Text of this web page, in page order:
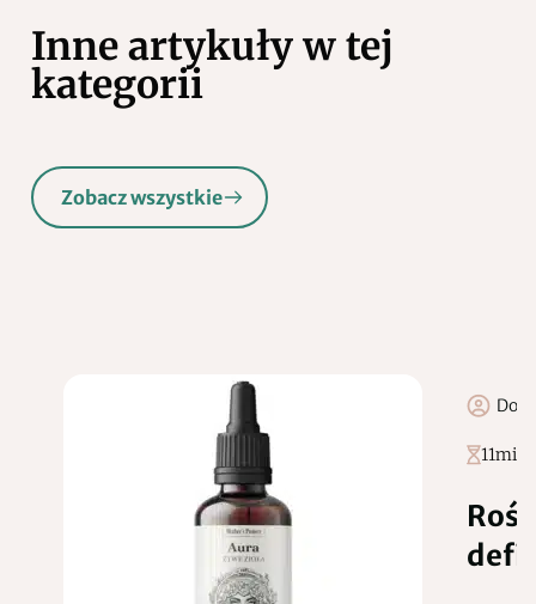
Inne artykuły w tej
kategorii
Zobacz wszystkie
11min